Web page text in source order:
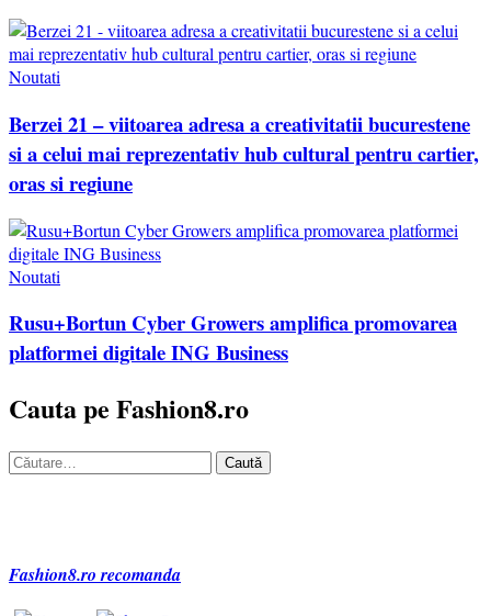
Noutati
Berzei 21 – viitoarea adresa a creativitatii bucurestene
si a celui mai reprezentativ hub cultural pentru cartier,
oras si regiune
Noutati
Rusu+Bortun Cyber Growers amplifica promovarea
platformei digitale ING Business
Cauta pe Fashion8.ro
Caută
Fashion8.ro recomanda